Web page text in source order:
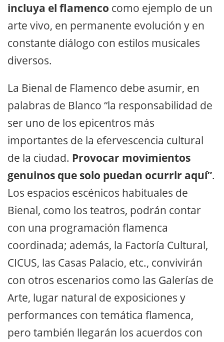
incluya el flamenco como ejemplo de un
arte vivo, en permanente evolución y en
constante diálogo con estilos musicales
diversos.
La Bienal de Flamenco debe asumir, en
palabras de Blanco “la responsabilidad de
ser uno de los epicentros más
importantes de la efervescencia cultural
de la ciudad. Provocar movimientos
genuinos que solo puedan ocurrir aquí”.
Los espacios escénicos habituales de
Bienal, como los teatros, podrán contar
con una programación flamenca
coordinada; además, la Factoría Cultural,
CICUS, las Casas Palacio, etc., convivirán
con otros escenarios como las Galerías de
Arte, lugar natural de exposiciones y
performances con temática flamenca,
pero también llegarán los acuerdos con